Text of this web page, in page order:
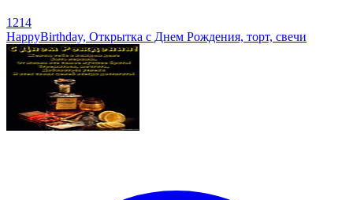
1214
HappyBirthday, Открытка с Днем Рождения, торт, свечи